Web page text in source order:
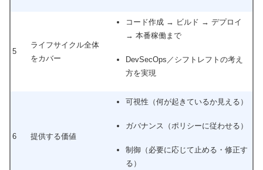
5
ライフサイクル全体
をカバー
コード作成 → ビルド → デプロイ
→ 本番稼働まで
DevSecOps／シフトレフトの考え
方を実現
6 提供する価値
可視性（何が起きているか見える）
ガバナンス（ポリシーに従わせる）
制御（必要に応じて止める・修正す
る）